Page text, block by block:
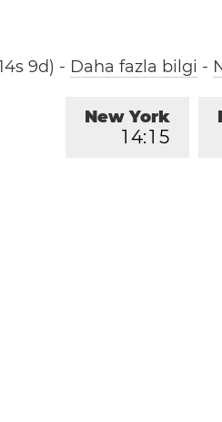
9d) - Daha fazla bilgi -
New York
1 4:1 5